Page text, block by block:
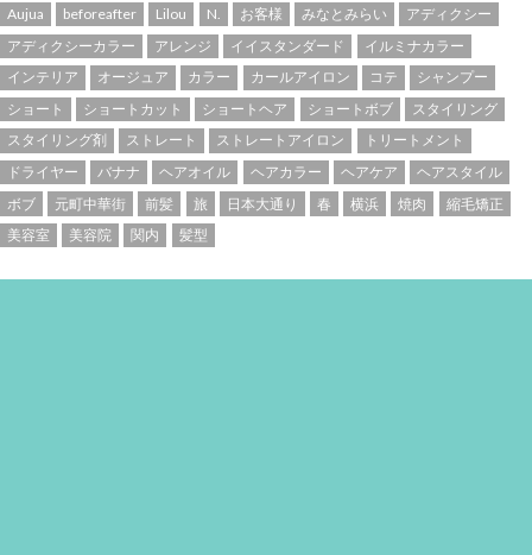
Aujua beforeafter Lilou N. お客様 みなとみらい
アディクシー
アディクシーカラー
アレンジ イイスタンダード
イルミナカラー
インテリア
オージュア カラー カールアイロン コテ
シャンプー
ショート
ショートカット ショートヘア ショートボブ
スタイリング
スタイリング剤
ストレート ストレートアイロン
トリートメント
ドライヤー
バナナ ヘアオイル ヘアカラー ヘアケア
ヘアスタイル
ボブ
元町中華街 前髪 旅 日本大通り 春 横浜 焼肉
縮毛矯正
美容室
美容院 関内 髪型